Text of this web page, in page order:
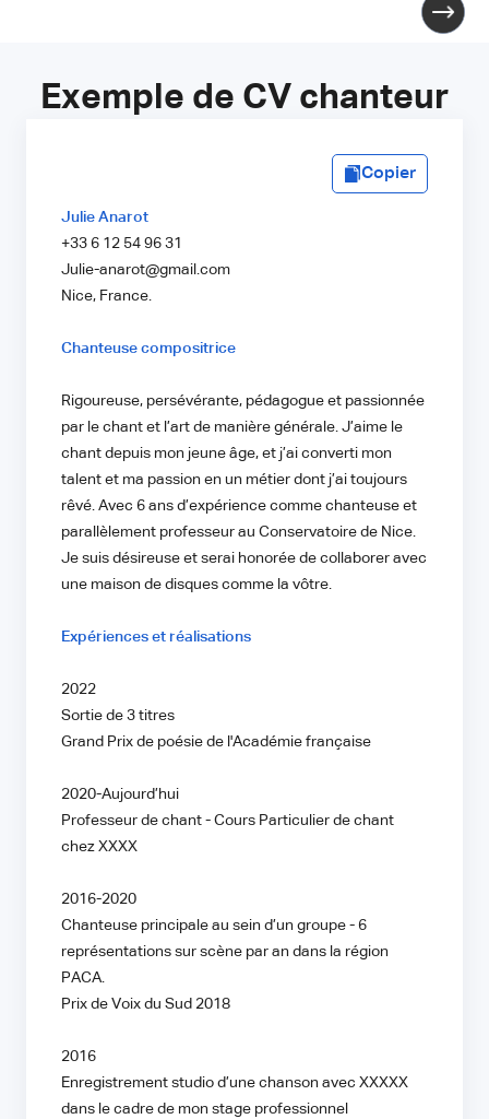
Exemple de CV chanteur
Copier
Julie Anarot
+33 6 12 54 96 31
Julie-anarot@gmail.com
Nice, France.
Chanteuse compositrice
Rigoureuse, persévérante, pédagogue et passionnée
par le chant et l’art de manière générale. J’aime le
chant depuis mon jeune âge, et j’ai converti mon
talent et ma passion en un métier dont j’ai toujours
rêvé. Avec 6 ans d’expérience comme chanteuse et
parallèlement professeur au Conservatoire de Nice.
Je suis désireuse et serai honorée de collaborer avec
une maison de disques comme la vôtre.
Expériences et réalisations
2022
Sortie de 3 titres
Grand Prix de poésie de l'Académie française
2020-Aujourd’hui
Professeur de chant - Cours Particulier de chant
chez XXXX
2016-2020
Chanteuse principale au sein d’un groupe - 6
représentations sur scène par an dans la région
PACA.
Prix de Voix du Sud 2018
2016
Enregistrement studio d’une chanson avec XXXXX
dans le cadre de mon stage professionnel